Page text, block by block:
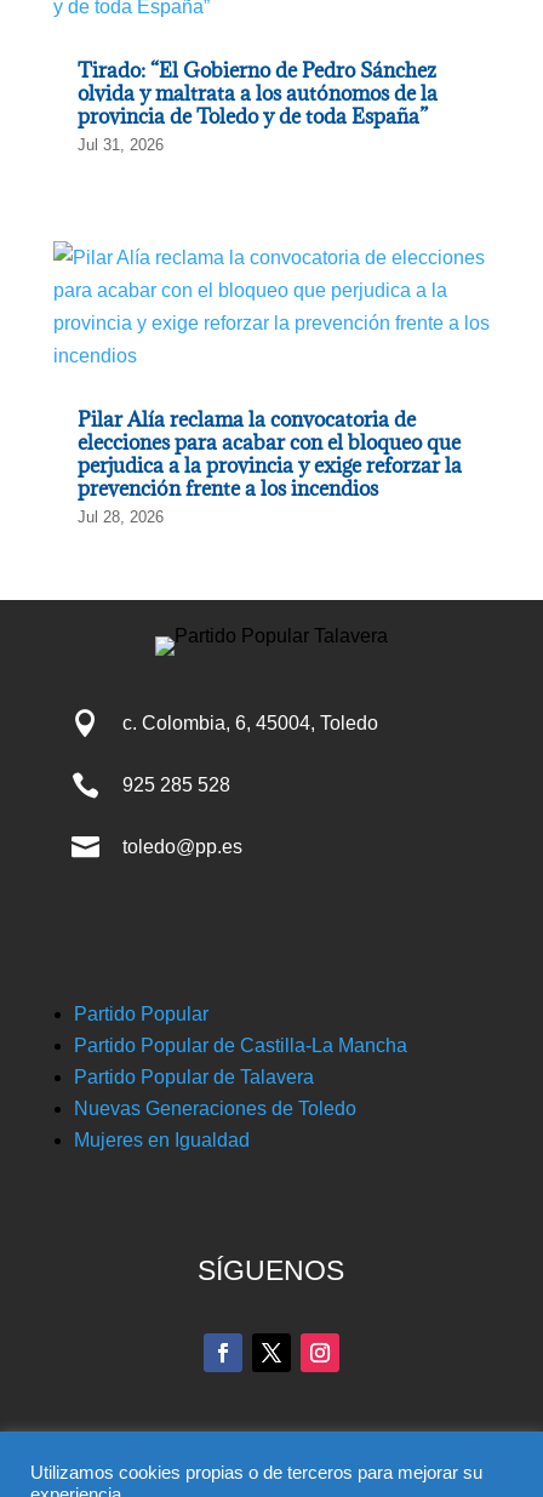
Tirado: “El Gobierno de Pedro Sánchez
olvida y maltrata a los autónomos de la
provincia de Toledo y de toda España”
Jul 31, 2026
Pilar Alía reclama la convocatoria de
elecciones para acabar con el bloqueo que
perjudica a la provincia y exige reforzar la
prevención frente a los incendios
Jul 28, 2026
 c. Colombia, 6, 45004, Toledo
 925 285 528
 toledo@pp.es
Partido Popular
Partido Popular de Castilla-La Mancha
Partido Popular de Talavera
Nuevas Generaciones de Toledo
Mujeres en Igualdad
SÍGUENOS
Utilizamos cookies propias o de terceros para mejorar su